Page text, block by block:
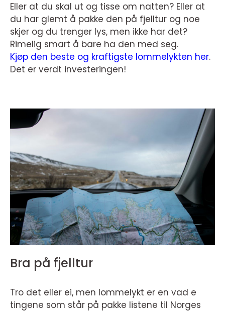
Eller at du skal ut og tisse om natten? Eller at
du har glemt å pakke den på fjelltur og noe
skjer og du trenger lys, men ikke har det?
Rimelig smart å bare ha den med seg.
Kjøp den beste og kraftigste lommelykten her.
Det er verdt investeringen!
Bra på fjelltur
Tro det eller ei, men lommelykt er en vad e
tingene som står på pakke listene til Norges